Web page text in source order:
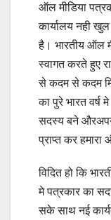
ऑल मीडिया
कार्यालय नही
है। भारतीय ऑल
स्वागत करते हुए
से कदम से कदम
का पुरे भारत वर्ष
सदस्य बने
प्राप्त कर
विदित हो कि
मे पत्रकार का
सके साथ नई